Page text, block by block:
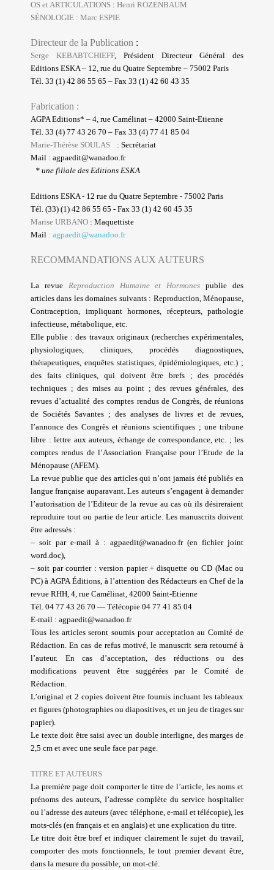
OS et ARTICULATIONS : Henri ROZENBAUM
SÉNOLOGIE : Marc ESPIE
Directeur de la Publication :
Serge KEBABTCHIEFF, Président Directeur Général des
Editions ESKA – 12, rue du Quatre Septembre – 75002 Paris
Tél. 33 (1) 42 86 55 65 – Fax 33 (1) 42 60 43 35
Fabrication :
AGPA Editions* – 4, rue Camélinat – 42000 Saint-Etienne
Tél. 33 (4) 77 43 26 70 – Fax 33 (4) 77 41 85 04
Marie-Thérèse SOULAS : Secrétariat
Mail : agpaedit@wanadoo.fr
* une filiale des Editions ESKA
Editions ESKA - 12 rue du Quatre Septembre - 75002 Paris
Tél. (33) (1) 42 86 55 65 - Fax 33 (1) 42 60 45 35
Marise URBANO : Maquettiste
Mail : agpaedit@wanadoo.fr
RECOMMANDATIONS AUX AUTEURS
La revue Reproduction Humaine et Hormones publie des
articles dans les domaines suivants : Reproduction, Ménopause,
Contraception, impliquant hormones, récepteurs, pathologie
infectieuse, métabolique, etc.
Elle publie : des travaux originaux (recherches expérimentales,
physiologiques, cliniques, procédés diagnostiques,
thérapeutiques, enquêtes statistiques, épidémiologiques, etc.) ;
des faits cliniques, qui doivent être brefs ; des procédés
techniques ; des mises au point ; des revues générales, des
revues d’actualité des comptes rendus de Congrès, de réunions
de Sociétés Savantes ; des analyses de livres et de revues,
I’annonce des Congrès et réunions scientifiques ; une tribune
libre : lettre aux auteurs, échange de correspondance, etc. ; les
comptes rendus de l’Association Française pour l’Etude de la
Ménopause (AFEM).
La revue publie que des articles qui n’ont jamais été publiés en
langue française auparavant. Les auteurs s’engagent à demander
l’autorisation de l’Editeur de la revue au cas où ils désireraient
reproduire tout ou partie de leur article. Les manuscrits doivent
être adressés :
– soit par e-mail à : agpaedit@wanadoo.fr (en fichier joint
word.doc),
– soit par courrier : version papier + disquette ou CD (Mac ou
PC) à AGPA Éditions, à l’attention des Rédacteurs en Chef de la
revue RHH, 4, rue Camélinat, 42000 Saint-Etienne
Tél. 04 77 43 26 70 — Télécopie 04 77 41 85 04
E-mail : agpaedit@wanadoo.fr
Tous les articles seront soumis pour acceptation au Comité de
Rédaction. En cas de refus motivé, le manuscrit sera retourné à
l’auteur. En cas d’acceptation, des réductions ou des
modifications peuvent être suggérées par le Comité de
Rédaction.
L’original et 2 copies doivent être fournis incluant les tableaux
et figures (photographies ou diapositives, et un jeu de tirages sur
papier).
Le texte doit être saisi avec un double interligne, des marges de
2,5 cm et avec une seule face par page.
TITRE ET AUTEURS
La première page doit comporter le titre de l’article, les noms et
prénoms des auteurs, I’adresse complète du service hospitalier
ou l’adresse des auteurs (avec téléphone, e-mail et télécopie), les
mots-clés (en français et en anglais) et une explication du titre.
Le titre doit être bref et indiquer clairement le sujet du travail,
comporter des mots fonctionnels, le tout premier devant être,
dans la mesure du possible, un mot-clé.